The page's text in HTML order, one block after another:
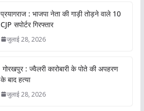
प्रयागराज : भाजपा नेता की गाड़ी तोड़ने वाले 10
CJP सपोर्टर गिरफ्तार
जुलाई 28, 2026
गोरखपुर : ज्वैलरी कारोबारी के पोते की अपहरण
के बाद हत्या
जुलाई 28, 2026